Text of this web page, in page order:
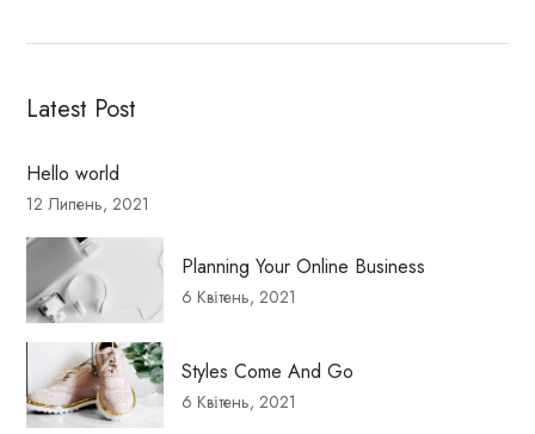
Latest Post
Hello world
12 Липень, 2021
Planning Your Online Business
6 Квітень, 2021
Styles Come And Go
6 Квітень, 2021